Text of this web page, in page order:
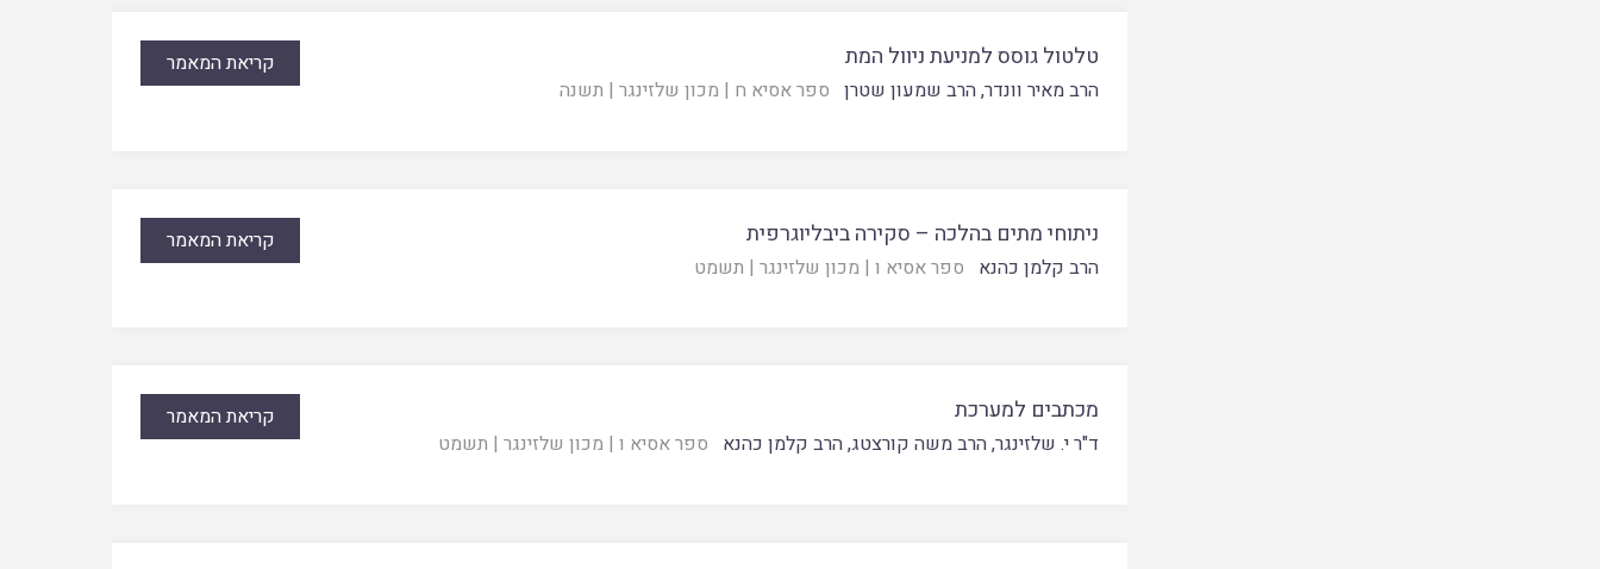
טלטול גוסס למניעת ניוול המת
הרב מאיר וונדר,הרב שמעון שטרן ספר אסיא ח | מכון שלזינגר | תשנה
קריאת המאמר
ניתוחי מתים בהלכה – סקירה ביבליוגרפית
הרב קלמן כהנא ספר אסיא ו | מכון שלזינגר | תשמט
קריאת המאמר
מכתבים למערכת
ד"ר י. שלזינגר,הרב משה קורצטג,הרב קלמן כהנא ספר אסיא ו | מכון שלזינגר | תשמט
קריאת המאמר